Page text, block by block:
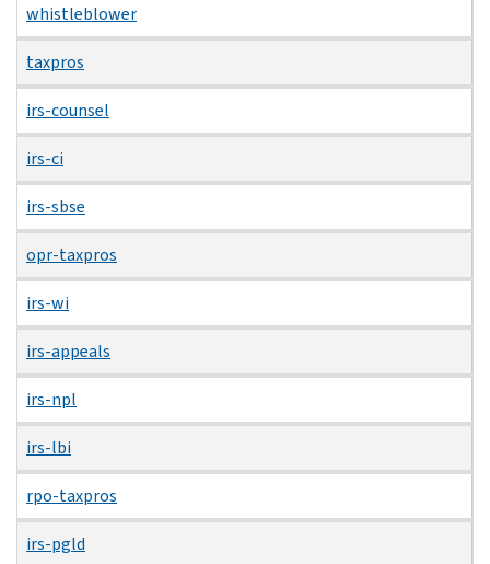
whistleblower
taxpros
irs-counsel
irs-ci
irs-sbse
opr-taxpros
irs-wi
irs-appeals
irs-npl
irs-lbi
rpo-taxpros
irs-pgld